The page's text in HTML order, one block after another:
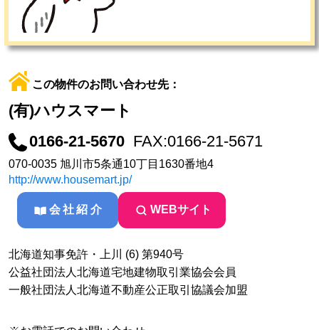
この物件のお問い合わせ先：
(有)ハウスマート
0166-21-5670 FAX:0166-21-5671
070-0035 旭川市5条通10丁目1630番地4
http://www.housemart.jp/
会社紹介 WEBサイト
北海道知事免許・上川 (6) 第940号
公益社団法人北海道宅地建物取引業協会会員
一般社団法人北海道不動産公正取引協議会加盟